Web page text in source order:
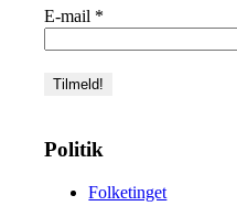
E-mail *
Politik
Folketinget